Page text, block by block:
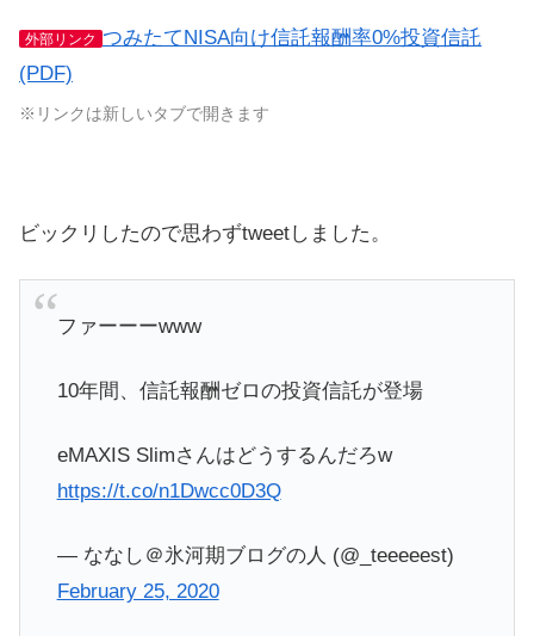
外部リンク つみたてNISA向け信託報酬率0%投資信託
(PDF)
※リンクは新しいタブで開きます
ビックリしたので思わずtweetしました。
ファーーーwww
10年間、信託報酬ゼロの投資信託が登場
eMAXIS Slimさんはどうするんだろw
https://t.co/n1Dwcc0D3Q
— ななし＠氷河期ブログの人 (@_teeeeest)
February 25, 2020